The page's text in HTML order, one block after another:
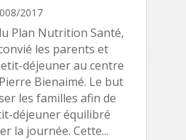
2017
Plan Nutrition Santé,
les parents et
déjeuner au centre
Bienaimé. Le but
les familles afin de
déjeuner équilibré
la journée. Cette...